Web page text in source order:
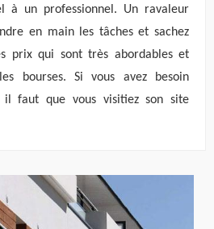
à un professionnel. Un ravaleur
en main les tâches et sachez
prix qui sont très abordables et
bourses. Si vous avez besoin
il faut que vous visitiez son site